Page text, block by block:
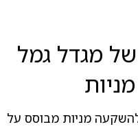
מגדל גמל
מניות מבוסס על